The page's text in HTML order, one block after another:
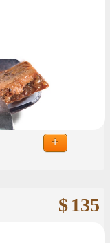
+
$ 135